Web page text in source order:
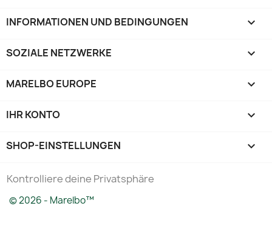
INFORMATIONEN UND BEDINGUNGEN 
SOZIALE NETZWERKE 
MARELBO EUROPE 
IHR KONTO 
SHOP-EINSTELLUNGEN keyboard_arrow_down
Kontrolliere deine Privatsphäre
© 2026 - Marelbo™